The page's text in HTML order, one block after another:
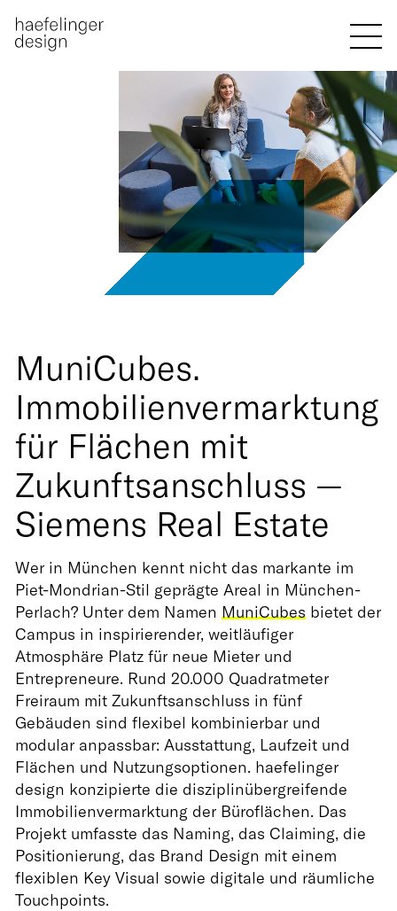
MuniCubes.
Immobilienvermarktung
für Flächen mit
Zukunftsanschluss —
Siemens Real Estate
Wer in München kennt nicht das markante im
Piet-Mondrian-Stil geprägte Areal in München-
Perlach? Unter dem Namen MuniCubes bietet der
Campus in inspirierender, weitläufiger
Atmosphäre Platz für neue Mieter und
Entrepreneure. Rund 20.000 Quadratmeter
Freiraum mit Zukunftsanschluss in fünf
Gebäuden sind flexibel kombinierbar und
modular anpassbar: Ausstattung, Laufzeit und
Flächen und Nutzungsoptionen. haefelinger
design konzipierte die disziplinübergreifende
Immobilienvermarktung der Büroflächen. Das
Projekt umfasste das Naming, das Claiming, die
Positionierung, das Brand Design mit einem
flexiblen Key Visual sowie digitale und räumliche
Touchpoints.